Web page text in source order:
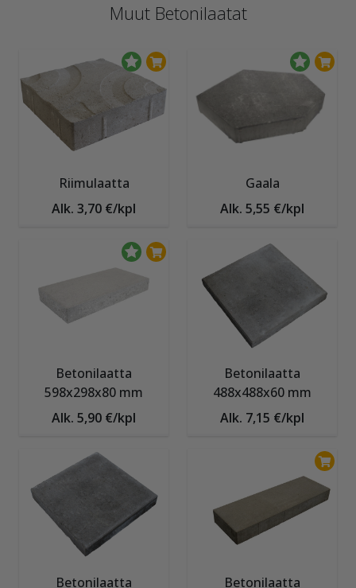
Muut Betonilaatat
Riimulaatta
Alk. 3,70 €/kpl
Gaala
Alk. 5,55 €/kpl
Betonilaatta
598x298x80 mm
Alk. 5,90 €/kpl
Betonilaatta
488x488x60 mm
Alk. 7,15 €/kpl
Betonilaatta
Betonilaatta